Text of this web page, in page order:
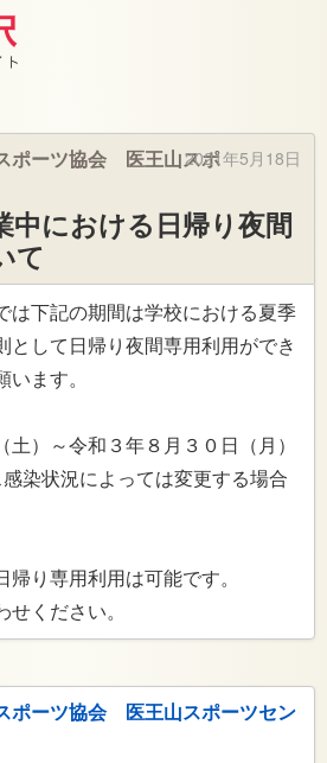
2021年5月18日
ポーツ協会 医王山スポ
中における日帰り夜間
て
は下記の期間は学校における夏季
として日帰り夜間専用利用ができ
ます。
）～令和３年８月３０日（月）
染状況によっては変更する場合
り専用利用は可能です。
ください。
ポーツ協会 医王山スポーツセン